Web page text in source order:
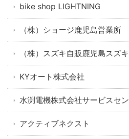
bike shop LIGHTNING
（株）ショージ鹿児島営業所
（株）スズキ自販鹿児島スズ
KYオート株式会社
水渕電機株式会社サービスセ
アクティブネクスト